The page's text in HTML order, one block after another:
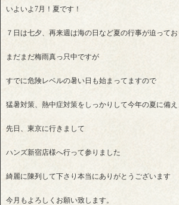
いよいよ7月！夏です！
７日は七夕、再来週は海の日など夏の行事が迫ってお
まだまだ梅雨真っ只中ですが
すでに危険レベルの暑い日も始まってますので
猛暑対策、熱中症対策をしっかりして今年の夏に備え
先日、東京に行きまして
ハンズ新宿店様へ行って参りました
綺麗に陳列して下さり本当にありがとうございます
今月もよろしくお願い致します。